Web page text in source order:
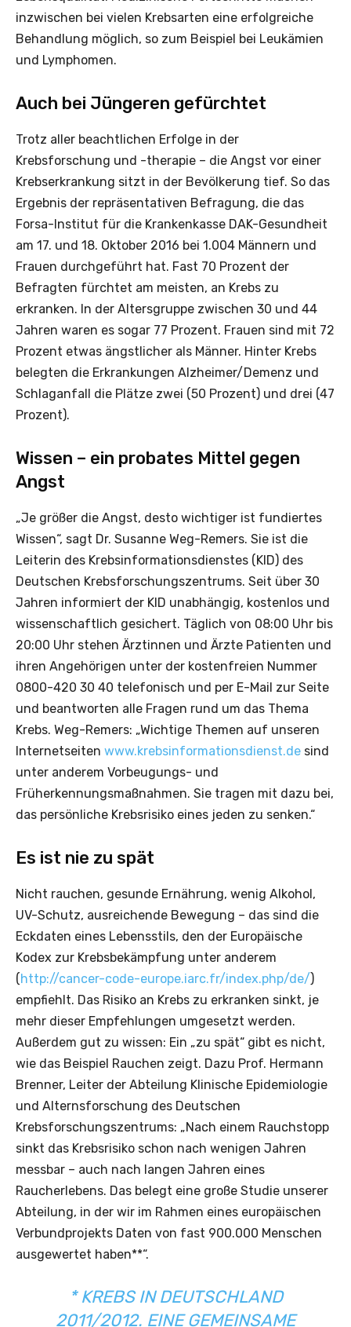
inzwischen bei vielen Krebsarten eine erfolgreiche
Behandlung möglich, so zum Beispiel bei Leukämien
und Lymphomen.
Auch bei Jüngeren gefürchtet
Trotz aller beachtlichen Erfolge in der
Krebsforschung und -therapie – die Angst vor einer
Krebserkrankung sitzt in der Bevölkerung tief. So das
Ergebnis der repräsentativen Befragung, die das
Forsa-Institut für die Krankenkasse DAK-Gesundheit
am 17. und 18. Oktober 2016 bei 1.004 Männern und
Frauen durchgeführt hat. Fast 70 Prozent der
Befragten fürchtet am meisten, an Krebs zu
erkranken. In der Altersgruppe zwischen 30 und 44
Jahren waren es sogar 77 Prozent. Frauen sind mit 72
Prozent etwas ängstlicher als Männer. Hinter Krebs
belegten die Erkrankungen Alzheimer/Demenz und
Schlaganfall die Plätze zwei (50 Prozent) und drei (47
Prozent).
Wissen – ein probates Mittel gegen
Angst
„Je größer die Angst, desto wichtiger ist fundiertes
Wissen“, sagt Dr. Susanne Weg-Remers. Sie ist die
Leiterin des Krebsinformationsdienstes (KID) des
Deutschen Krebsforschungszentrums. Seit über 30
Jahren informiert der KID unabhängig, kostenlos und
wissenschaftlich gesichert. Täglich von 08:00 Uhr bis
20:00 Uhr stehen Ärztinnen und Ärzte Patienten und
ihren Angehörigen unter der kostenfreien Nummer
0800-420 30 40 telefonisch und per E-Mail zur Seite
und beantworten alle Fragen rund um das Thema
Krebs. Weg-Remers: „Wichtige Themen auf unseren
Internetseiten www.krebsinformationsdienst.de sind
unter anderem Vorbeugungs- und
Früherkennungsmaßnahmen. Sie tragen mit dazu bei,
das persönliche Krebsrisiko eines jeden zu senken.“
Es ist nie zu spät
Nicht rauchen, gesunde Ernährung, wenig Alkohol,
UV-Schutz, ausreichende Bewegung – das sind die
Eckdaten eines Lebensstils, den der Europäische
Kodex zur Krebsbekämpfung unter anderem
( http://cancer-code-europe.iarc.fr/index.php/de/)
empfiehlt. Das Risiko an Krebs zu erkranken sinkt, je
mehr dieser Empfehlungen umgesetzt werden.
Außerdem gut zu wissen: Ein „zu spät“ gibt es nicht,
wie das Beispiel Rauchen zeigt. Dazu Prof. Hermann
Brenner, Leiter der Abteilung Klinische Epidemiologie
und Alternsforschung des Deutschen
Krebsforschungszentrums: „Nach einem Rauchstopp
sinkt das Krebsrisiko schon nach wenigen Jahren
messbar – auch nach langen Jahren eines
Raucherlebens. Das belegt eine große Studie unserer
Abteilung, in der wir im Rahmen eines europäischen
Verbundprojekts Daten von fast 900.000 Menschen
ausgewertet haben**“.
* KREBS IN DEUTSCHLAND
2011/2012. EINE GEMEINSAME